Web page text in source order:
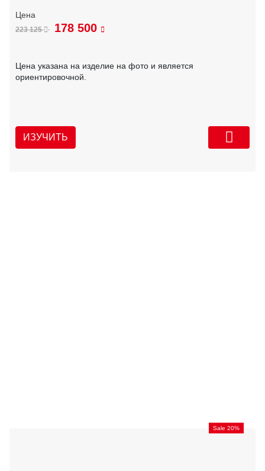
223 125 178 500
Цена указана на изделие на фото и является
ориентировочной.
ИЗУЧИТЬ
Sale 20%